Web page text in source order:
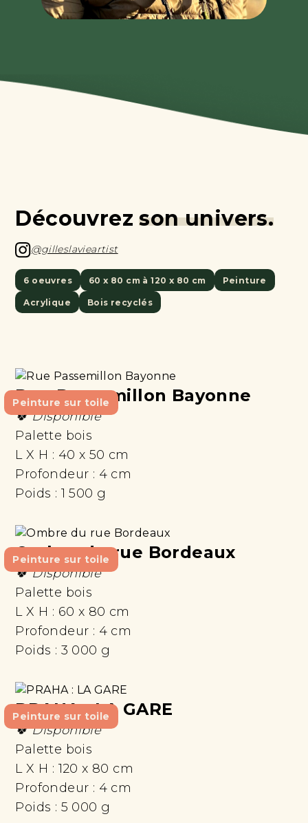
Découvrez son univers.
@gilleslavieartist
6 oeuvres 60 x 80 cm à 120 x 80 cm Peinture
Acrylique Bois recyclés
Peinture sur toile
Rue Passemillon Bayonne
🍀 Disponible
Palette bois
L X H : 40 x 50 cm
Profondeur : 4 cm
Poids : 1 500 g
Peinture sur toile
Ombre du rue Bordeaux
🍀 Disponible
Palette bois
L X H : 60 x 80 cm
Profondeur : 4 cm
Poids : 3 000 g
Peinture sur toile
PRAHA : LA GARE
🍀 Disponible
Palette bois
L X H : 120 x 80 cm
Profondeur : 4 cm
Poids : 5 000 g